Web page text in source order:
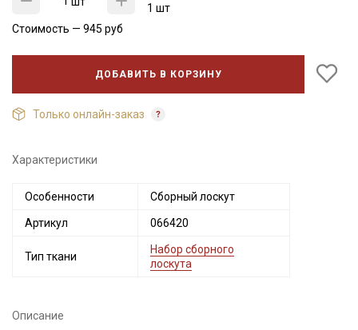
1 шт
Стоимость — 945 руб
ДОБАВИТЬ В КОРЗИНУ
Только онлайн-заказ
Характеристики
Особенности Сборный лоскут
Артикул 066420
Тип ткани
Набор сборного
лоскута
Описание
Мы публикуем здесь дополнительные
промокоды и скидки до 30% на узкие
категории тканей